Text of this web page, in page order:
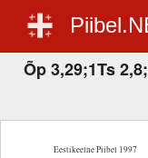
Õp 3,29;1Ts
Eestikeelne Piibel 1997